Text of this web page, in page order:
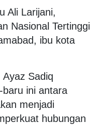
Ali Larijani,
Nasional Tertinggi
ibu kota
Sadiq
ini antara
menjadi
hubungan